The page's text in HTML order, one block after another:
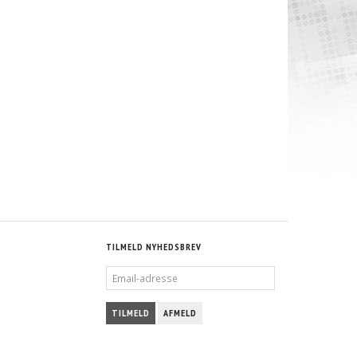
TILMELD NYHEDSBREV
ADRESSE
TILMELD AFMELD